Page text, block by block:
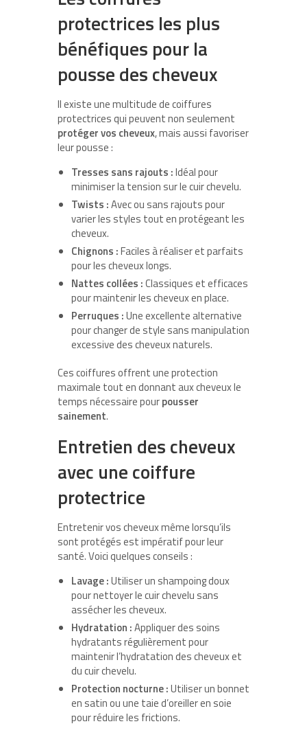
protectrices les plus
bénéfiques pour la
pousse des cheveux
Il existe une multitude de coiffures
protectrices qui peuvent non seulement
protéger vos cheveux, mais aussi favoriser
leur pousse :
Tresses sans rajouts :Idéal pour
minimiser la tension sur le cuir chevelu.
Twists :Avec ou sans rajouts pour
varier les styles tout en protégeant les
cheveux.
Chignons :Faciles à réaliser et parfaits
pour les cheveux longs.
Nattes collées :Classiques et efficaces
pour maintenir les cheveux en place.
Perruques :Une excellente alternative
pour changer de style sans manipulation
excessive des cheveux naturels.
Ces coiffures offrent une protection
maximale tout en donnant aux cheveux le
temps nécessaire pourpousser
sainement.
Entretien des cheveux
avec une coiffure
protectrice
Entretenir vos cheveux même lorsqu’ils
sont protégés est impératif pour leur
santé. Voici quelques conseils :
Lavage :Utiliser un shampoing doux
pour nettoyer le cuir chevelu sans
assécher les cheveux.
Hydratation :Appliquer des soins
hydratants régulièrement pour
maintenir l’hydratation des cheveux et
du cuir chevelu.
Protection nocturne :Utiliser un bonnet
en satin ou une taie d’oreiller en soie
pour réduire les frictions.